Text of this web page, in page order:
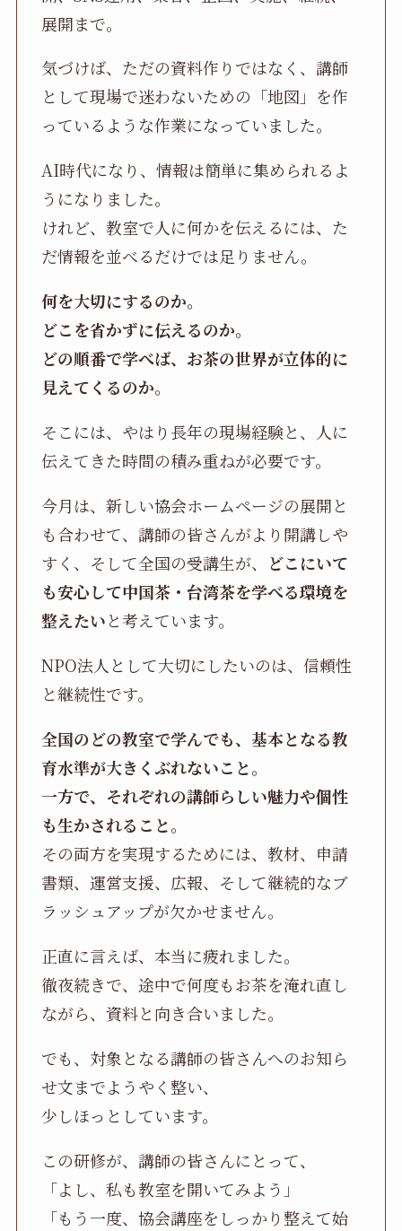
展開まで。
気づけば、ただの資料作りではなく、講師
として現場で迷わないための「地図」を作
っているような作業になっていました。
AI時代になり、情報は簡単に集められるよ
うになりました。
けれど、教室で人に何かを伝えるには、た
だ情報を並べるだけでは足りません。
何を大切にするのか。
どこを省かずに伝えるのか。
どの順番で学べば、お茶の世界が立体的に
見えてくるのか。
そこには、やはり長年の現場経験と、人に
伝えてきた時間の積み重ねが必要です。
今月は、新しい協会ホームページの展開と
も合わせて、講師の皆さんがより開講しや
すく、そして全国の受講生が、
どこにいて
も安心して中国茶・台湾茶を学べる環境を
整えたいと考えています。
NPO法人として大切にしたいのは、信頼性
と継続性です。
全国のどの教室で学んでも、基本となる教
育水準が大きくぶれないこと。
一方で、それぞれの講師らしい魅力や個性
も生かされること。
その両方を実現するためには、教材、申請
書類、運営支援、広報、そして継続的なブ
ラッシュアップが欠かせません。
正直に言えば、本当に疲れました。
徹夜続きで、途中で何度もお茶を淹れ直し
ながら、資料と向き合いました。
でも、対象となる講師の皆さんへのお知ら
せ文までようやく整い、
少しほっとしています。
この研修が、講師の皆さんにとって、
「よし、私も教室を開いてみよう」
「もう一度、協会講座をしっかり整えて始